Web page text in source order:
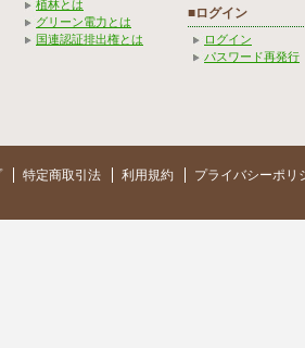
植林とは
グリーン電力とは
国連認証排出権とは
■ログイン
ログイン
パスワード再発行
特定商取引法 利用規約 プライバシーポリ